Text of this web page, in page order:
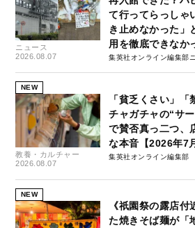
ニュース
2026.08.07
て行ってらっしゃ
き止めなかった」
用を徹底できなか
集英社オンライン編集部
NEW
教養・カルチャー
2026.08.07
「貧乏くさい」
チャガチャの“サ
で賛否真っ二つ、
な本音【2026年7
集英社オンライン編集部
NEW
《祇園祭の露店
た焼きそば麺が